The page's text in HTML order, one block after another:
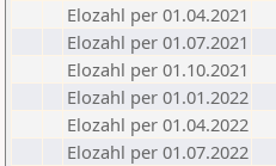
Elozahl per 01.04.2021
Elozahl per 01.07.2021
Elozahl per 01.10.2021
Elozahl per 01.01.2022
Elozahl per 01.04.2022
Elozahl per 01.07.2022